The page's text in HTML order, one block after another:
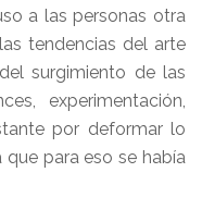
a las personas otra
tendencias del arte
surgimiento de las
experimentación,
por deformar lo
para eso se había